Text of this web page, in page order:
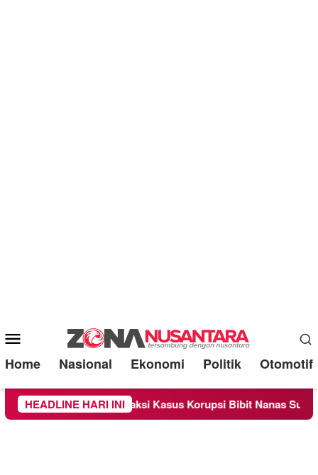
Mobile
Menu
Home Nasional Ekonomi Politik Otomotif
HEADLINE HARI INI
Sebagai Saksi Kasus Korupsi Bibit Nanas Sulsel Rp 52,4